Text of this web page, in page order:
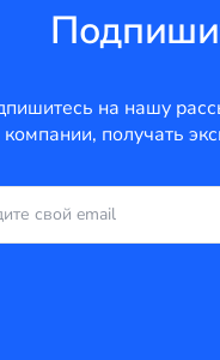
на нашу
компании, получать